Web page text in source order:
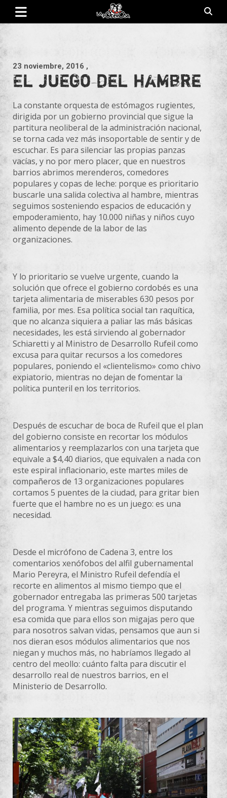
Saltar
contenido
23 noviembre, 2016 ,
El juego del hambre
La constante orquesta de estómagos rugientes,
dirigida por un gobierno provincial que sigue la
partitura neoliberal de la administración nacional,
se torna cada vez más insoportable de sentir y de
escuchar. Es para silenciar las propias panzas
vacías, y no por mero placer, que en nuestros
barrios abrimos merenderos, comedores
populares y copas de leche: porque es prioritario
buscarle una salida colectiva al hambre, mientras
seguimos sosteniendo espacios de educación y
empoderamiento, hay 10.000 niñas y niños cuyo
alimento depende de la labor de las
organizaciones.
Y lo prioritario se vuelve urgente, cuando la
solución que ofrece el gobierno cordobés es una
tarjeta alimentaria de miserables 630 pesos por
familia, por mes. Esa política social tan raquítica,
que no alcanza siquiera a paliar las más básicas
necesidades, les está sirviendo al gobernador
Schiaretti y al Ministro de Desarrollo Rufeil como
excusa para quitar recursos a los comedores
populares, poniendo el «clientelismo» como chivo
expiatorio, mientras no dejan de fomentar la
política punteril en los territorios.
Después de escuchar de boca de Rufeil que el plan
del gobierno consiste en recortar los módulos
alimentarios y reemplazarlos con una tarjeta que
equivale a $4,40 diarios, que equivalen a nada con
este espiral inflacionario, este martes miles de
compañeros de 13 organizaciones populares
cortamos 5 puentes de la ciudad, para gritar bien
fuerte que el hambre no es un juego: es una
necesidad.
Desde el micrófono de Cadena 3, entre los
comentarios xenófobos del alfil gubernamental
Mario Pereyra, el Ministro Rufeil defendía el
recorte en alimentos al mismo tiempo que el
gobernador entregaba las primeras 500 tarjetas
del programa. Y mientras seguimos disputando
esa comida que para ellos son migajas pero que
para nosotros salvan vidas, pensamos que aun si
nos dieran esos módulos alimentarios que nos
niegan y muchos más, no habríamos llegado al
centro del meollo: cuánto falta para discutir el
desarrollo real de nuestros barrios, en el
Ministerio de Desarrollo.